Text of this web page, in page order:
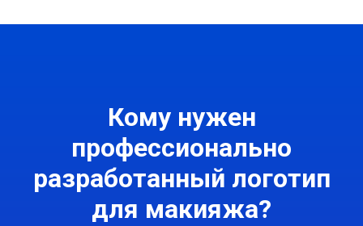
Кому нужен
профессионально
разработанный логотип
для макияжа?